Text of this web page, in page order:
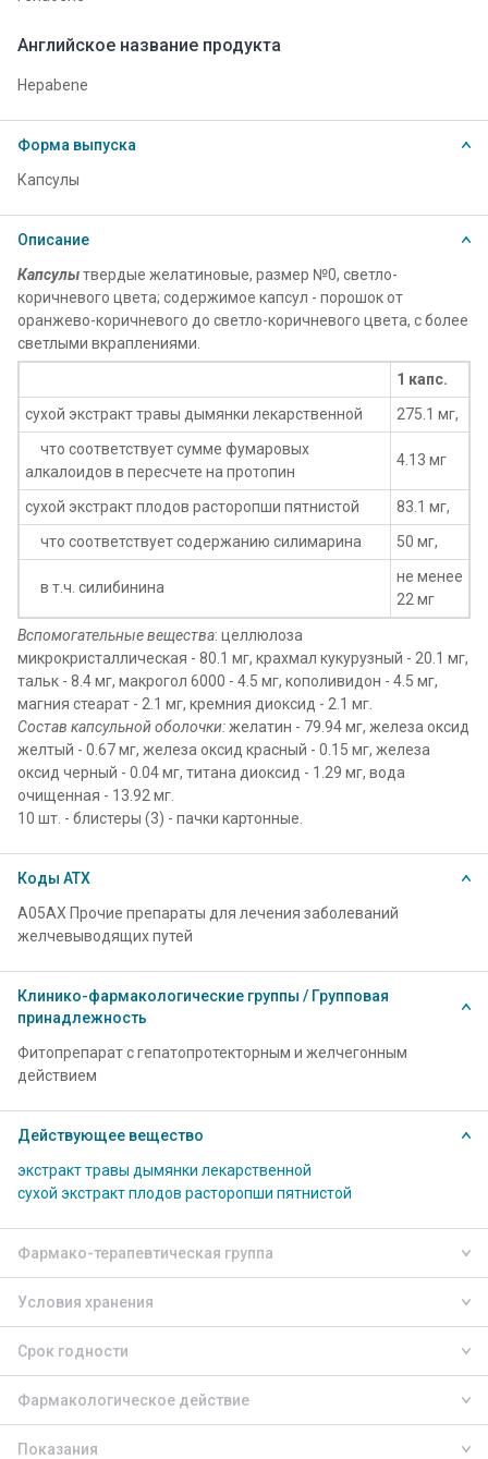
Английское название продукта
Hepabene
Форма выпуска
Капсулы
Описание
Капсулытвердые желатиновые, размер №0, светло-
коричневого цвета; содержимое капсул - порошок от
оранжево-коричневого до светло-коричневого цвета, с более
светлыми вкраплениями.
1 капс.
сухой экстракт травы дымянки лекарственной
275.1 мг,
что соответствует сумме фумаровых
алкалоидов в пересчете на протопин
4.13 мг
сухой экстракт плодов расторопши пятнистой
83.1 мг,
что соответствует содержанию силимарина
50 мг,
в т.ч. силибинина
не менее
22 мг
Вспомогательные вещества: целлюлоза
микрокристаллическая - 80.1 мг, крахмал кукурузный - 20.1 мг,
тальк - 8.4 мг, макрогол 6000 - 4.5 мг, кополивидон - 4.5 мг,
магния стеарат - 2.1 мг, кремния диоксид - 2.1 мг.
Состав капсульной оболочки:желатин - 79.94 мг, железа оксид
желтый - 0.67 мг, железа оксид красный - 0.15 мг, железа
оксид черный - 0.04 мг, титана диоксид - 1.29 мг, вода
очищенная - 13.92 мг.
10 шт. - блистеры (3) - пачки картонные.
Коды АТХ
A05AX Прочие препараты для лечения заболеваний
желчевыводящих путей
Клинико-фармакологические группы / Групповая
принадлежность
Фитопрепарат с гепатопротекторным и желчегонным
действием
Действующее вещество
экстракт травы дымянки лекарственной
сухой экстракт плодов расторопши пятнистой
Фармако-терапевтическая группа
Условия хранения
Срок годности
Фармакологическое действие
Показания